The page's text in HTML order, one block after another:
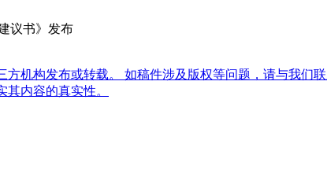
议书》发布
机构发布或转载。 如稿件涉及版权等问题，请与我们
内容的真实性。